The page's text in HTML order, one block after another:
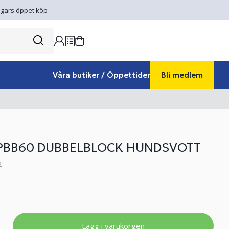
öppet köp
Våra butiker / Öppettider Bli medlem
DUBBELBLOCK HUNDSVOTT
Lägg i varukorgen